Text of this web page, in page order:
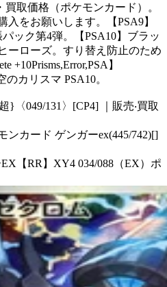
取価格（ポケモンカード）。
をお願いします。【PSA9】
ック第4弾。【PSA10】ブラッ
ーローズ。すり替え防止のため
+10Prisms,Error,PSA】
のカリスマ PSA10。